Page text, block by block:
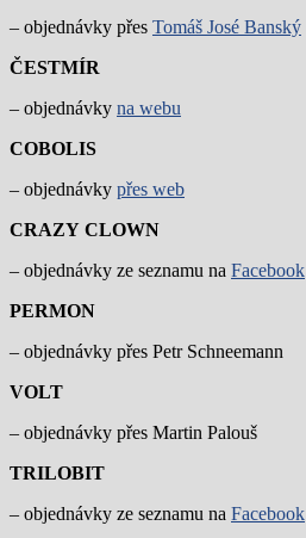
– objednávky přes Tomáš José Banský
ČESTMÍR
– objednávky na webu
COBOLIS
– objednávky přes web
CRAZY CLOWN
– objednávky ze seznamu na Facebook
PERMON
– objednávky přes Petr Schneemann
VOLT
– objednávky přes Martin Palouš
TRILOBIT
– objednávky ze seznamu na Facebook